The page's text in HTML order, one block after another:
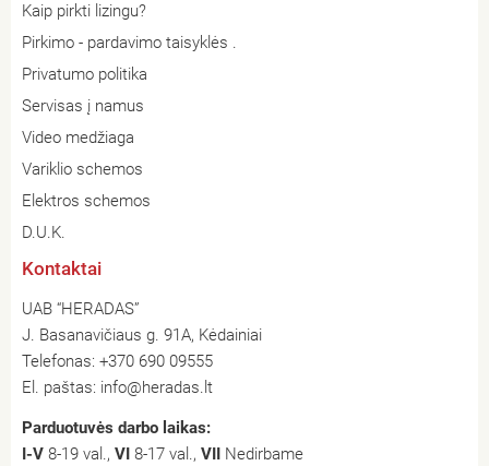
Kaip pirkti lizingu?
Pirkimo - pardavimo taisyklės .
Privatumo politika
Servisas į namus
Video medžiaga
Variklio schemos
Elektros schemos
D.U.K.
Kontaktai
UAB “HERADAS”
J. Basanavičiaus g. 91A, Kėdainiai
Telefonas: +370 690 09555
El. paštas: info@heradas.lt
Parduotuvės darbo laikas:
I-V 8-19 val., VI 8-17 val., VII Nedirbame